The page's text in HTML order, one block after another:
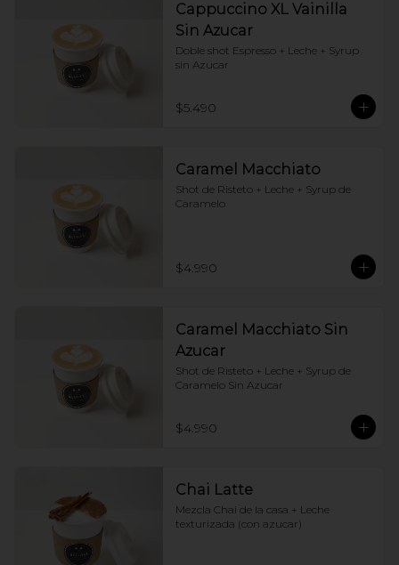
Cappuccino XL Vainilla
Sin Azucar
Doble shot Espresso + Leche + Syrup
sin Azucar
$5.490
Caramel Macchiato
Shot de Risteto + Leche + Syrup de
Caramelo
$4.990
Caramel Macchiato Sin
Azucar
Shot de Risteto + Leche + Syrup de
Caramelo Sin Azucar
$4.990
Chai Latte
Mezcla Chai de la casa + Leche
texturizada (con azucar)